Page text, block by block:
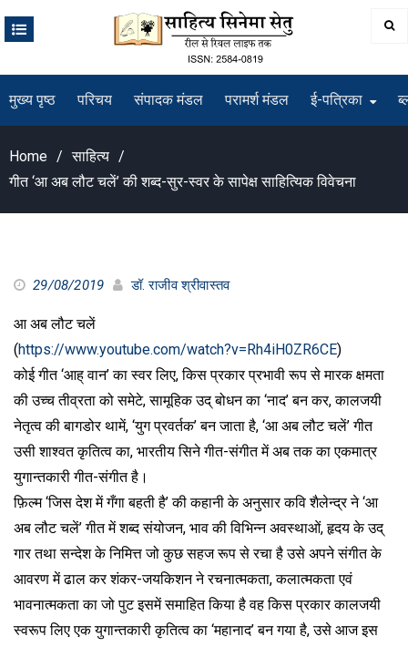
मुख्य पृष्ठ परिचय संपादक मंडल परामर्श मंडल ई-पत्रिका
Home
साहित्य
गीत ‘आ अब लौट चलें’ की शब्द-सुर-स्वर के सापेक्ष साहित्यिक विवेचना
29/08/2019 डॉ. राजीव श्रीवास्तव
आ अब लौट चलें
(https://www.youtube.com/watch?v=Rh4iH0ZR6CE)
कोई गीत ‘आह् वान’ का स्वर लिए, किस प्रकार प्रभावी रूप से मारक क्षमता
की उच्च तीव्रता को समेटे, सामूहिक उद् बोधन का ‘नाद’ बन कर, कालजयी
नेतृत्व की बागडोर थामें, ‘युग प्रवर्तक’ बन जाता है, ‘आ अब लौट चलें’ गीत
उसी शाश्वत कृतित्व का, भारतीय सिने गीत-संगीत में अब तक का एकमात्र
युगान्तकारी गीत-संगीत है।
फ़िल्म ‘जिस देश में गँगा बहती है’ की कहानी के अनुसार कवि शैलेन्द्र ने ‘आ
अब लौट चलें’ गीत में शब्द संयोजन, भाव की विभिन्न अवस्थाओं, हृदय के उद्
गार तथा सन्देश के निमित्त जो कुछ सहज रूप से रचा है उसे अपने संगीत के
आवरण में ढाल कर शंकर-जयकिशन ने रचनात्मकता, कलात्मकता एवं
भावनात्मकता का जो पुट इसमें समाहित किया है वह किस प्रकार कालजयी
स्वरूप लिए एक युगान्तकारी कृतित्व का ‘महानाद’ बन गया है, उसे आज इस